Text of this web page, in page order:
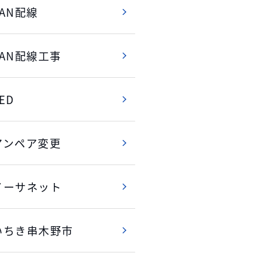
配線
配線工事
ンペア変更
ーサネット
ちき串木野市